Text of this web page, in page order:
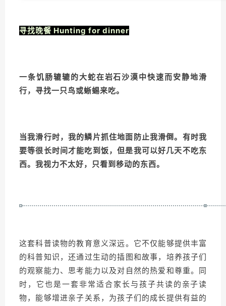
寻找晚餐 Hunting for dinner
一条饥肠辘辘的大蛇在岩石沙漠中快速而安静地滑
行，寻找一只鸟或蜥蜴来吃。
当我滑行时，我的鳞片抓住地面防止我滑倒。有时我
要等很长时间才能吃到饭，但是我可以好几天不吃东
西。我视力不太好，只看到移动的东西。
这套科普读物的教育意义深远。 它不仅能够提供丰富
的科普知识，还通过生动的插图和故事，培养孩子们
的观察能力、思考能力以及对自然的热爱和尊重。 同
时，它也是一套非常适合家长与孩子共读的亲子读
物，能够增进亲子关系，为孩子们的成长提供有益的